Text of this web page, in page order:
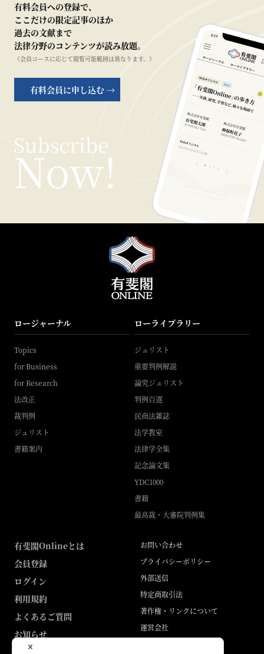
有料会員への登録で、
ここだけの限定記事のほか
過去の文献まで
法律分野のコンテンツが読み放題。
（会員コースに応じて閲覧可能範囲は異なります。）
有料会員に申し込む →
ロージャーナル
Topics
for Business
for Research
法改正
裁判例
ジュリスト
書籍案内
ローライブラリー
ジュリスト
重要判例解説
論究ジュリスト
判例百選
民商法雑誌
法学教室
法律学全集
記念論文集
YDC1000
書籍
最高裁・大審院判例集
有斐閣Onlineとは
会員登録
ログイン
利用規約
よくあるご質問
お知らせ
お問い合わせ
プライバシーポリシー
外部送信
特定商取引法
著作権・リンクについて
運営会社